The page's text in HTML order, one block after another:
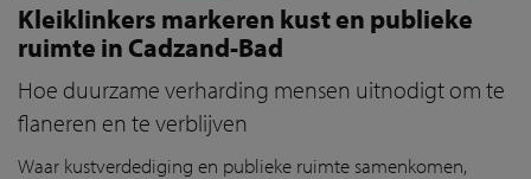
Kleiklinkers markeren kust en publieke
ruimte in Cadzand-Bad
Hoe duurzame verharding mensen uitnodigt om te
flaneren en te verblijven
Waar kustverdediging en publieke ruimte samenkomen,